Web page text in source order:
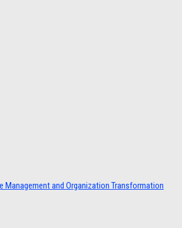
Management and Organization Transformation